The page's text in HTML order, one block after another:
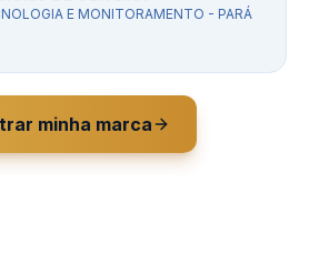
E MONITORAMENTO - PARÁ
minha marca